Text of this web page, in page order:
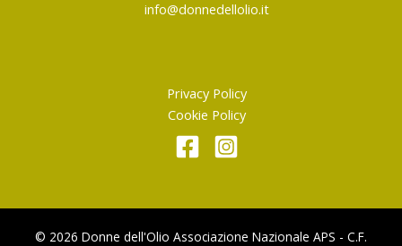
info@donnedellolio.it
Privacy Policy
Cookie Policy
© 2026 Donne dell'Olio Associazione Nazionale APS - C.F.